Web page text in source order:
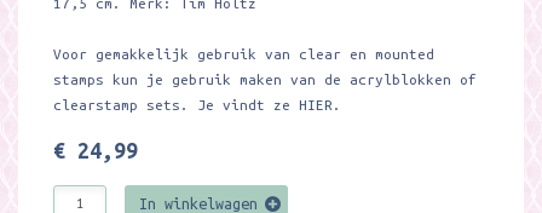
Voor gemakkelijk gebruik van clear en mounted
stamps kun je gebruik maken van de acrylblokken of
clearstamp sets. Je vindt ze HIER.
€ 24,99
In winkelwagen